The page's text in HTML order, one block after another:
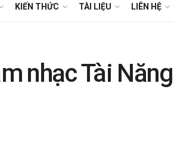
KIẾN THỨC TÀI LIỆU LIÊN HỆ
nhạc Tài